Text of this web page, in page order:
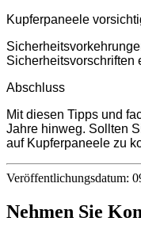
Kupferpaneele
Sicherheitsvorschriften
Abschluss
Mit diesen Tipps und
Jahre hinweg. Sollten
auf Kupferpaneele zu
Veröffentlichungsdatum:
Nehmen Sie